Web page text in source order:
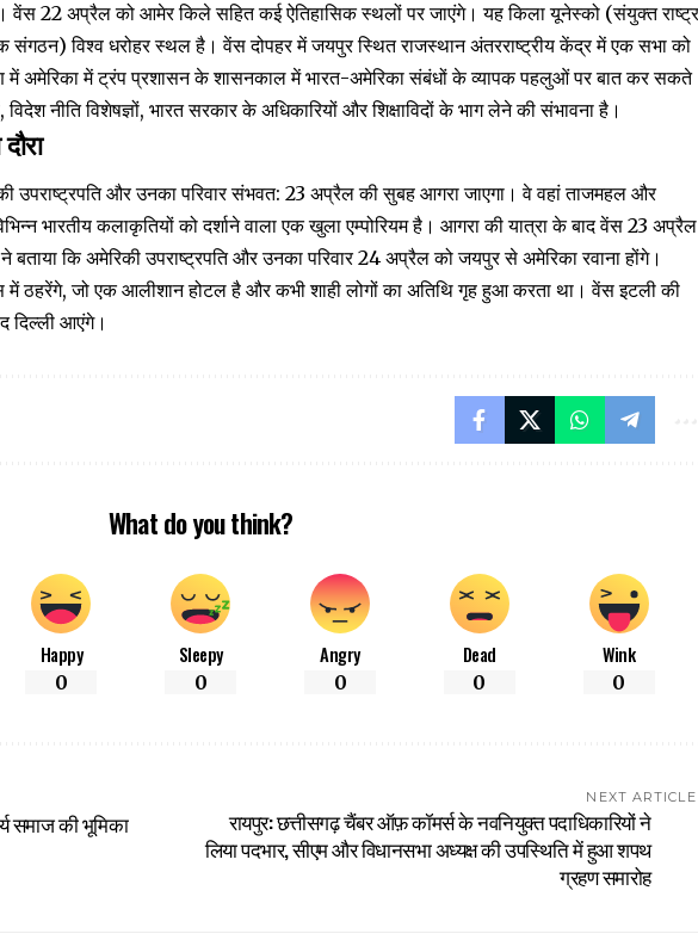
वेंस 22 अप्रैल को आमेर किले सहित कई ऐतिहासिक स्थलों पर जाएंगे। यह किला यूनेस्को (संयुक्त
संगठन) विश्व धरोहर स्थल है। वेंस दोपहर में जयपुर स्थित राजस्थान अंतरराष्ट्रीय केंद्र में एक सभा को
अमेरिका में ट्रंप प्रशासन के शासनकाल में भारत-अमेरिका संबंधों के व्यापक पहलुओं पर बात कर सकते
नीति विशेषज्ञों, भारत सरकार के अधिकारियों और शिक्षाविदों के भाग लेने की संभावना है।
उपराष्ट्रपति और उनका परिवार संभवत: 23 अप्रैल की सुबह आगरा जाएगा। वे वहां ताजमहल और
भारतीय कलाकृतियों को दर्शाने वाला एक खुला एम्पोरियम है। आगरा की यात्रा के बाद वेंस 23 अप्रैल
बताया कि अमेरिकी उपराष्ट्रपति और उनका परिवार 24 अप्रैल को जयपुर से अमेरिका रवाना होंगे।
में ठहरेंगे, जो एक आलीशान होटल है और कभी शाही लोगों का अतिथि गृह हुआ करता था। वेंस इटली की
दिल्ली आएंगे।
What do you think?
Happy
0
Sleepy
0
Angry
0
Dead
0
Wink
0
समाज की भूमिका
NEXT ARTICLE
रायपुर: छत्तीसगढ़ चैंबर ऑफ़ कॉमर्स के नवनियुक्त पदाधिकारियों ने
लिया पदभार, सीएम और विधानसभा अध्यक्ष की उपस्थिति में हुआ शपथ
ग्रहण समारोह